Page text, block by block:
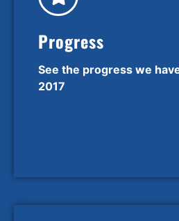
Progress
See the progress we
2017